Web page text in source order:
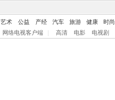
艺术 公益 产经 汽车 旅游 健康 时尚
网络电视客户端 高清 电影 电视剧